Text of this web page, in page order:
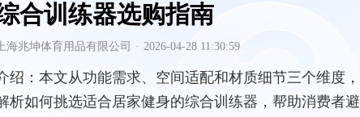
合训练器选购指南
海兆坤体育用品有限公司 · 2026-04-28 11:30:59
绍： 本文从功能需求、空间适配和材质细节三个维度，
析如何挑选适合居家健身的综合训练器，帮助消费者避